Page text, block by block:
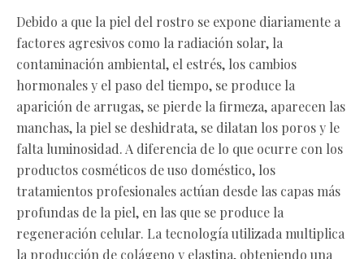
Debido a que la piel del rostro se expone diariamente a
factores agresivos como la radiación solar, la
contaminación ambiental, el estrés, los cambios
hormonales y el paso del tiempo, se produce la
aparición de arrugas, se pierde la firmeza, aparecen las
manchas, la piel se deshidrata, se dilatan los poros y le
falta luminosidad. A diferencia de lo que ocurre con los
productos cosméticos de uso doméstico, los
tratamientos profesionales actúan desde las capas más
profundas de la piel, en las que se produce la
regeneración celular. La tecnología utilizada multiplica
la producción de colágeno y elastina, obteniendo una